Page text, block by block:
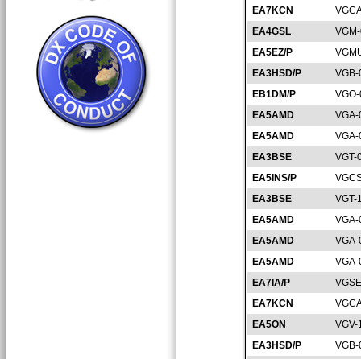
EA7KCN
EA4GSL
EA5EZ/P
EA3HSD/P
EB1DM/P
EA5AMD
EA5AMD
EA3BSE
VGT-
EA5INS/P
EA3BSE
VGT-
EA5AMD
EA5AMD
EA5AMD
EA7IA/P
EA7KCN
EA5ON
VGV-
EA3HSD/P